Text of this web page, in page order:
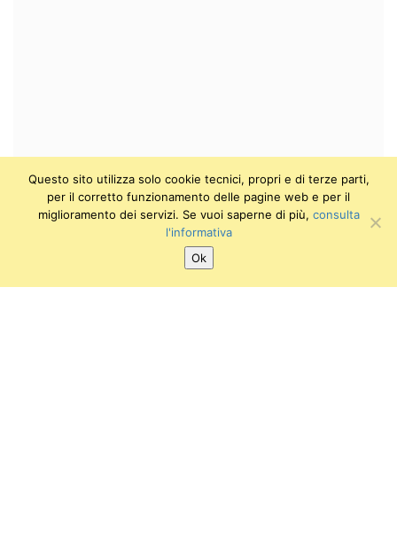
Questo sito utilizza solo cookie tecnici, propri e di terze parti,
per il corretto funzionamento delle pagine web e per il
miglioramento dei servizi. Se vuoi saperne di più, consulta
l'informativa
Ok